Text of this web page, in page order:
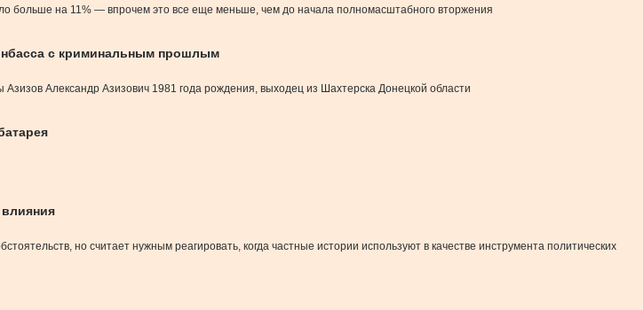
больше на 11% — впрочем это все еще меньше, чем до начала полномасштабного вторжения
с криминальным прошлым
Александр Азизович 1981 года рождения, выходец из Шахтерска Донецкой области
но считает нужным реагировать, когда частные истории используют в качестве инструмента политических